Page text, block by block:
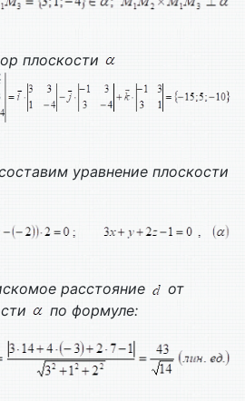
плоскости
уравнение плоскости
расстояние
от
по формуле: